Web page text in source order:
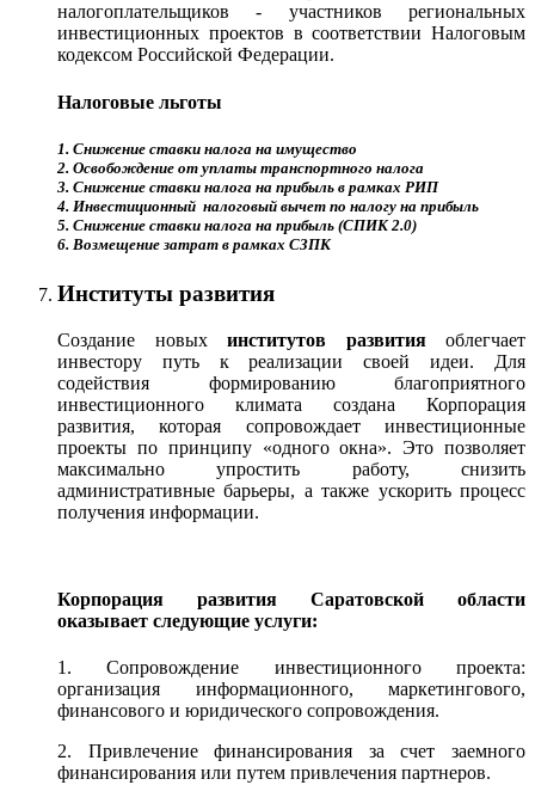
налогоплательщиков - участников региональных
инвестиционных проектов в соответствии Налоговым
кодексом Российской Федерации.
Налоговые льготы
1. Снижение ставки налога на имущество
2. Освобождение от уплаты транспортного налога
3. Снижение ставки налога на прибыль в рамках РИП
4. Инвестиционный налоговый вычет по налогу на прибыль
5. Снижение ставки налога на прибыль (СПИК 2.0)
6. Возмещение затрат в рамках СЗПК
Институты развития
Создание новых институтов развитияоблегчает
инвестору путь к реализации своей идеи. Для
содействия формированию благоприятного
инвестиционного климата создана Корпорация
развития, которая сопровождает инвестиционные
проекты по принципу «одного окна». Это позволяет
максимально упростить работу, снизить
административные барьеры, а также ускорить процесс
получения информации.
Корпорация развития Саратовской области
оказывает следующие услуги:
1. Сопровождение инвестиционного проекта:
организация информационного, маркетингового,
финансового и юридического сопровождения.
2. Привлечение финансирования за счет заемного
финансирования или путем привлечения партнеров.